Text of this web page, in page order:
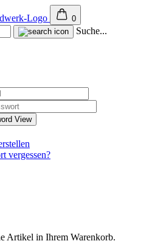
0
Suche...
View
vergessen?
Artikel in Ihrem Warenkorb.